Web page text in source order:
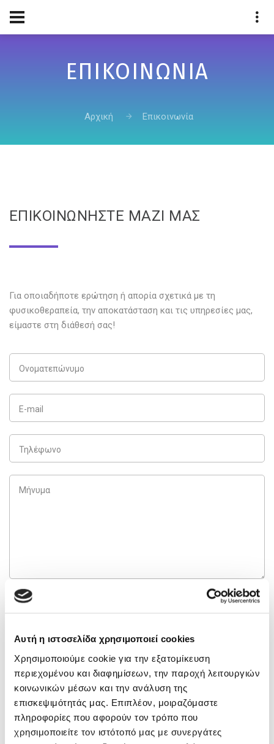
Αυτή η ιστοσελίδα χρησιμοποιεί cookies
Χρησιμοποιούμε cookie για την εξατομίκευση
περιεχομένου και διαφημίσεων, την παροχή λειτουργιών
κοινωνικών μέσων και την ανάλυση της
επισκεψιμότητάς μας. Επιπλέον, μοιραζόμαστε
πληροφορίες που αφορούν τον τρόπο που
χρησιμοποιείτε τον ιστότοπό μας με συνεργάτες
ΕΠΙΚΟΙΝΩΝΊΑ
Αρχική Επικοινωνία
ΕΠΙΚΟΙΝΩΝΉΣΤΕ ΜΑΖΊ ΜΑΣ
Για οποιαδήποτε ερώτηση ή απορία σχετικά με τη
φυσικοθεραπεία, την αποκατάσταση και τις υπηρεσίες μας,
είμαστε στη διάθεσή σας!
Ονοματεπώνυμο
E-mail
Τηλέφωνο
Μήνυμα
SOCIAL MEDIA